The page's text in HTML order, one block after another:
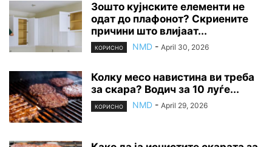
Зошто кујнските елементи не
одат до плафонот? Скриените
причини што влијаат...
КОРИСНО NMD - April 30, 2026
Колку месо навистина ви треба
за скара? Водич за 10 луѓе...
КОРИСНО NMD - April 29, 2026